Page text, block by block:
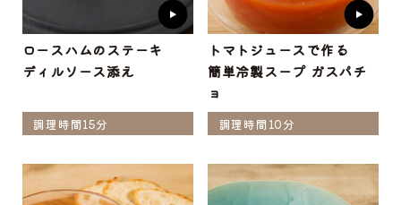
ロースハムのステーキ
ディルソース添え
調理時間15分
トマトジュースで作る
簡単冷製スープ ガスパチ
ョ
調理時間10分